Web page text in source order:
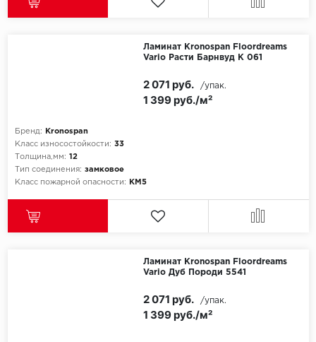
Ламинат Kronospan Floordreams
Vario Расти Барнвуд K 061
Бренд:
Kronospan
Класс износостойкости: 33
Толщина,мм: 12
Тип соединения: замковое
Класс пожарной опасности:
КМ5
1 399 руб./м²
2 071 руб. /упак.
Ламинат Kronospan Floordreams
Vario Дуб Породи 5541
1 399 руб./м²
2 071 руб. /упак.